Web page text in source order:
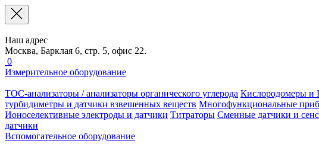
Наш адрес
Москва, Барклая 6, стр. 5, офис 22.
0
Измерительное оборудование
TOC-анализаторы / анализаторы органического углерода Кислородомеры и
турбидиметры и датчики взвешенных веществ Многофункциональные
Ионоселективные электроды и датчики Титраторы Сменные датчики и
датчики
Вспомогательное оборудование